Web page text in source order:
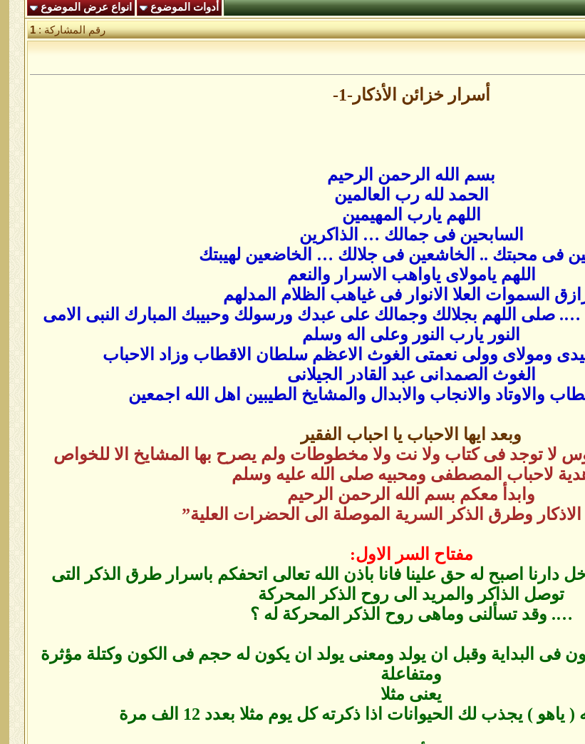
أدوات الموضوع
انواع عرض الموضوع
رقم المشاركة :1
أسرار خزائن اﻷذكار-1-
بسم الله الرحمن الرحيم
الحمد لله رب العالمين
اللهم يارب المهيمين
السابحين فى جمالك … الذاكرين
فى محبتك .. الخاشعين فى جلالك … الخاضعين لهيبتك
اللهم يامولاى ياواهب الاسرار والنعم
السموات العلا الانوار فى غياهب الظلام المدلهم
…. صلى اللهم بجلالك وجمالك على عبدك ورسولك وحبيبك المبارك النبى الامى
النور يارب النور وعلى اله وسلم
ومولاى وولى نعمتى الغوث الاعظم سلطان الاقطاب وزاد الاحباب
الغوث الصمدانى عبد القادر الجيلانى
والاوتاد والانجاب والابدال والمشايخ الطيبين اهل الله اجمعين
وبعد ايها الاحباب يا احباب الفقير
لا توجد فى كتاب ولا نت ولا مخطوطات ولم يصرح بها المشايخ الا للخواص
لاحباب المصطفى ومحبيه صلى الله عليه وسلم
وابدأ معكم بسم الله الرحمن الرحيم
وطرق الذكر السرية الموصلة الى الحضرات العلية”
مفتاح السر الاول:
دارنا اصبح له حق علينا فانا باذن الله تعالى اتحفكم باسرار طرق الذكر التى
توصل الذاكر والمريد الى روح الذكر المحركة
…. وقد تسألنى وماهى روح الذكر المحركة له ؟
فى البداية وقبل ان يولد ومعنى يولد ان يكون له حجم فى الكون وكتلة مؤثرة
ومتفاعلة
يعنى مثلا
) يجذب لك الحيوانات اذا ذكرته كل يوم مثلا بعدد 12 الف مرة